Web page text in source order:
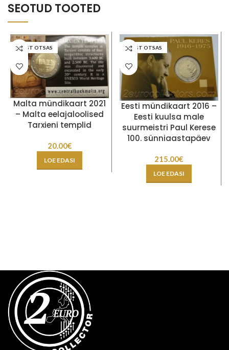
SEOTUD TOOTED
LAOST OTSAS
Malta mündikaart 2021
– Malta eelajaloolised
Tarxieni templid
20.00€
LOE EDASI
LAOST OTSAS
Eesti mündikaart 2016 –
Eesti kuulsa male
suurmeistri Paul Kerese
100. sünniaastapäev
215.00€
LOE EDASI